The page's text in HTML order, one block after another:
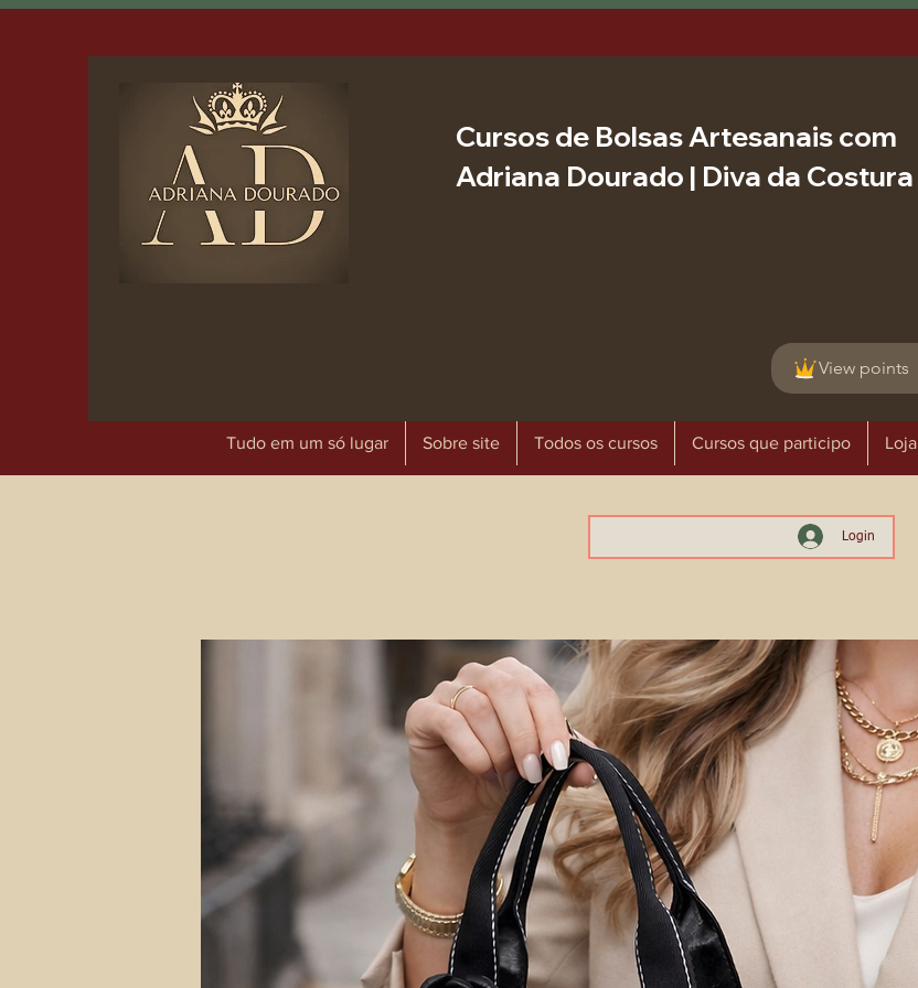
Cursos de Bolsas Artesanais com
Adriana Dourado | Diva da Costura
View points
Tudo em um só lugar Sobre site Todos os cursos Cursos que participo Loja
Login